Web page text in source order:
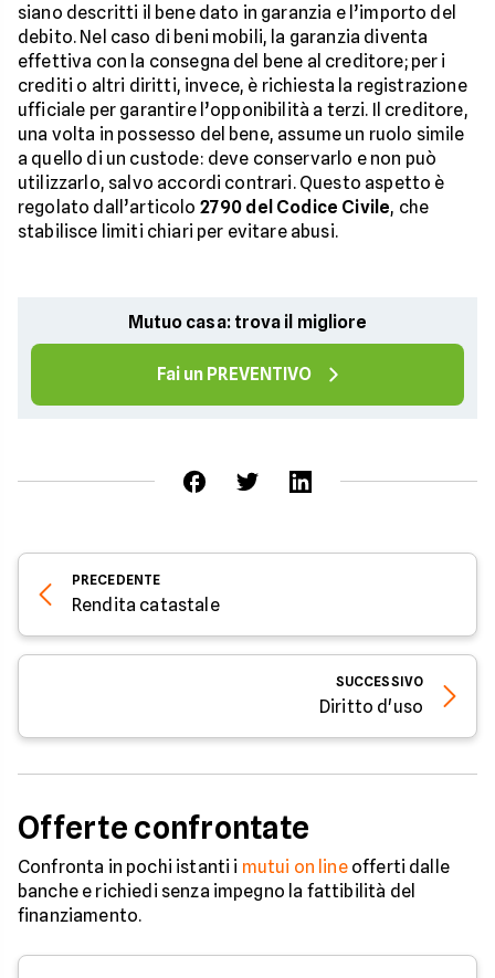
siano descritti il bene dato in garanzia e l’importo del
debito. Nel caso di beni mobili, la garanzia diventa
effettiva con la consegna del bene al creditore; per i
crediti o altri diritti, invece, è richiesta la registrazione
ufficiale per garantire l’opponibilità a terzi. Il creditore,
una volta in possesso del bene, assume un ruolo simile
a quello di un custode: deve conservarlo e non può
utilizzarlo, salvo accordi contrari. Questo aspetto è
regolato dall’articolo 2790 del Codice Civile, che
stabilisce limiti chiari per evitare abusi.
Mutuo casa: trova il migliore
Fai un PREVENTIVO
PRECEDENTE
Rendita catastale
SUCCESSIVO
Diritto d'uso
Offerte confrontate
Confronta in pochi istanti i mutui on lineofferti dalle
banche e richiedi senza impegno la fattibilità del
finanziamento.